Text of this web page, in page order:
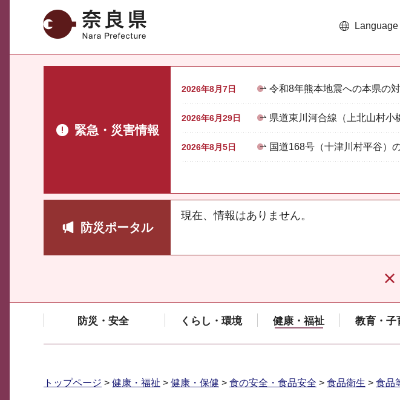
奈良県 Language
緊急・災害情報
2026年8月7日 令和8年熊本地震への本県の
2026年6月29日 県道東川河合線（上北山村小
2026年8月5日 国道168号（十津川村平谷）
防災ポータル
現在、情報はありません。
防災・安全 くらし・環境 健康・福祉 教育・子
トップページ > 健康・福祉 > 健康・保健 > 食の安全・食品安全 > 食品衛生 > 食品